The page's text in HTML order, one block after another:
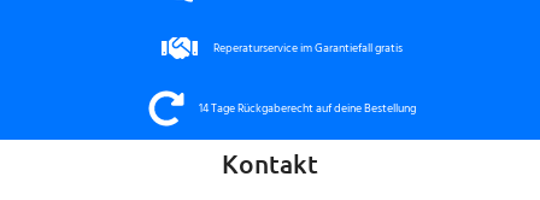
Reperaturservice im Garantiefall gratis
14 Tage Rückgaberecht auf deine Bestellung
Kontakt